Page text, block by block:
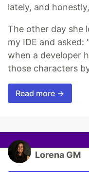
lately, and
The other day she
my IDE and asked:
when a developer
those characters
Read more →
Lorena GM